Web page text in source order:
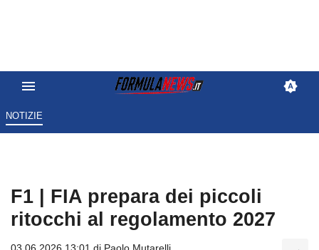
NOTIZIE
F1 | FIA prepara dei piccoli
ritocchi al regolamento 2027